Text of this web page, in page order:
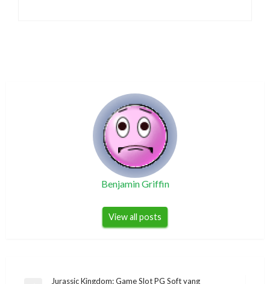
Benjamin Griffin
View all posts
Jurassic Kingdom: Game Slot PG Soft yang